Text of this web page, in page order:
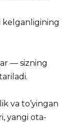
kelganligining
— sizning
va to’yingan
yangi ota-